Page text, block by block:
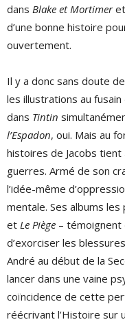
dans Blake et Mortimeret
d’une bonne histoire
ouvertement.
Il y a donc sans doute
les illustrations au fusain
dans Tintin
l’Espadon, oui. Mais au
histoires de Jacobs tient
guerres. Armé de son
l’idée-même
mentale. Ses albums les
et Le Piège – témoignent
d’exorciser les
André au début de la
lancer dans une vaine
coïncidence de cette
réécrivant l’Histoire sur